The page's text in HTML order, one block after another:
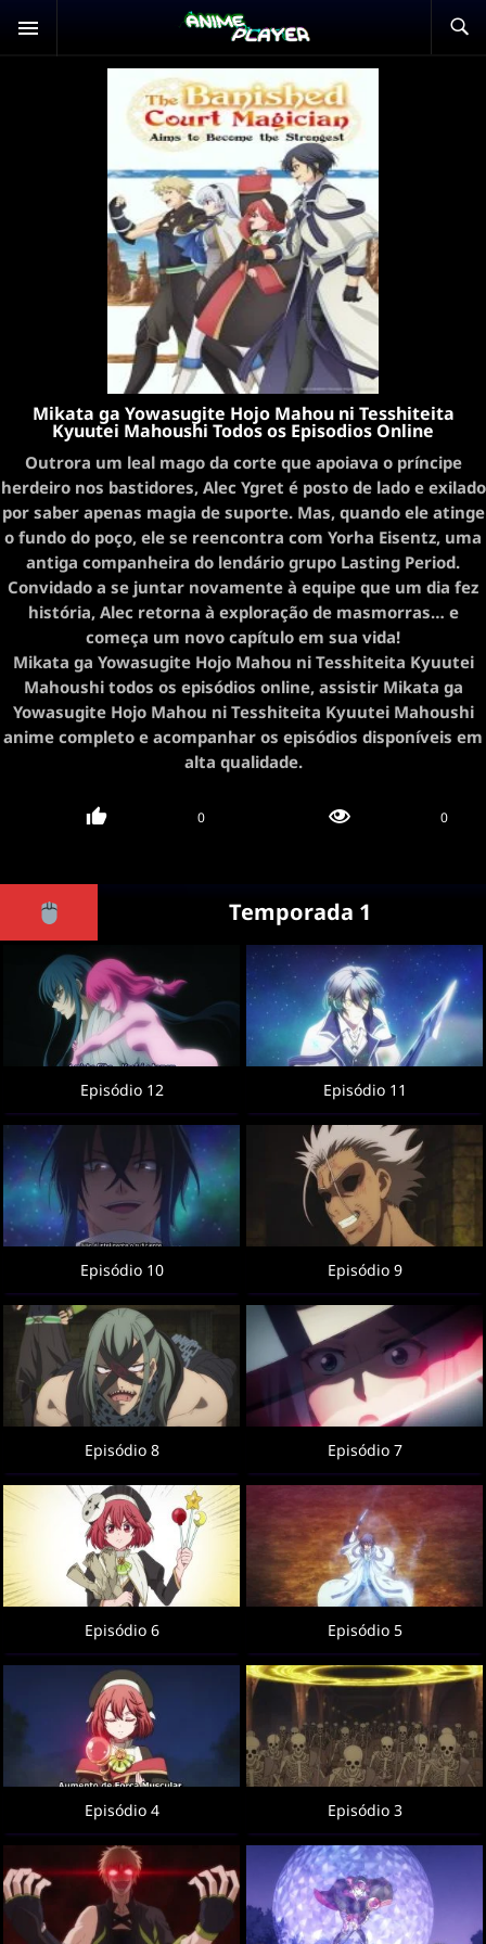
Mikata ga Yowasugite Hojo Mahou ni Tesshiteita
Kyuutei Mahoushi Todos os Episodios Online
Outrora um leal mago da corte que apoiava o príncipe
herdeiro nos bastidores, Alec Ygret é posto de lado e exilado
por saber apenas magia de suporte. Mas, quando ele atinge
o fundo do poço, ele se reencontra com Yorha Eisentz, uma
antiga companheira do lendário grupo Lasting Period.
Convidado a se juntar novamente à equipe que um dia fez
história, Alec retorna à exploração de masmorras… e
começa um novo capítulo em sua vida!
Mikata ga Yowasugite Hojo Mahou ni Tesshiteita Kyuutei
Mahoushi todos os episódios online, assistir Mikata ga
Yowasugite Hojo Mahou ni Tesshiteita Kyuutei Mahoushi
anime completo e acompanhar os episódios disponíveis em
alta qualidade.
0 0
Temporada 1
Episódio 12 Episódio 11
Episódio 10 Episódio 9
Episódio 8 Episódio 7
Episódio 6 Episódio 5
Episódio 4 Episódio 3